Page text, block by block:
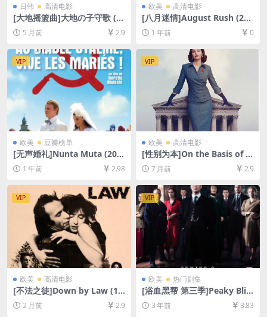
日韩 高清电影
[大地摇篮曲]大地の子守歌 (1
976)[百度网盘+夸克网盘1080
P超清未删减资源][网盘在线播
幕]
5 月前 2.9
欧美 高清电影
[八月迷情]August Rush (200
7)August Rush (2007)[百度
网盘+夸克网盘1080P超清未
载][MP4/7.8GB][中英字幕]
1 年前 0
VIP
欧美 豆瓣榜单
[无声婚礼]Nunta Muta (200
8)[百度网盘+夸克网盘1080P
超清未删减资源][网盘在线播
放/下载][MP4/6GB][中文字
幕]
1 年前 2.98
VIP
欧美 高清电影
[性别为本]On the Basis of S
ex (2018)[百度网盘+夸克网盘
1080P超清未删减资源][网盘
在线播放/下载][MP4/9.6GB]
[中英字幕]
7 月前 2.9
VIP
欧美 高清电影
[不法之徒]Down by Law (19
86)[百度网盘+夸克网盘1080P
超清未删减资源][网盘在线播
2 月前 2.9
VIP
欧美 热门剧集
[浴血黑帮 第三季]Peaky Blin
ders Season 3 (2016)[百度网
盘+迅雷云盘+阿里云盘资源10
3 年前 3.83